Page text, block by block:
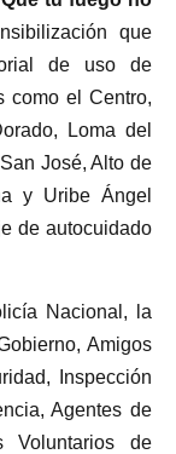
que
de uso de
como el Centro,
Loma del
José, Alto de
y Uribe Ángel
de autocuidado
Nacional, la
Amigos
Inspección
Agentes de
Voluntarios de